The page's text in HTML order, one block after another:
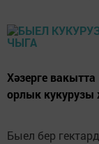
Хәзерге
орлык кукурузы
Быел бер